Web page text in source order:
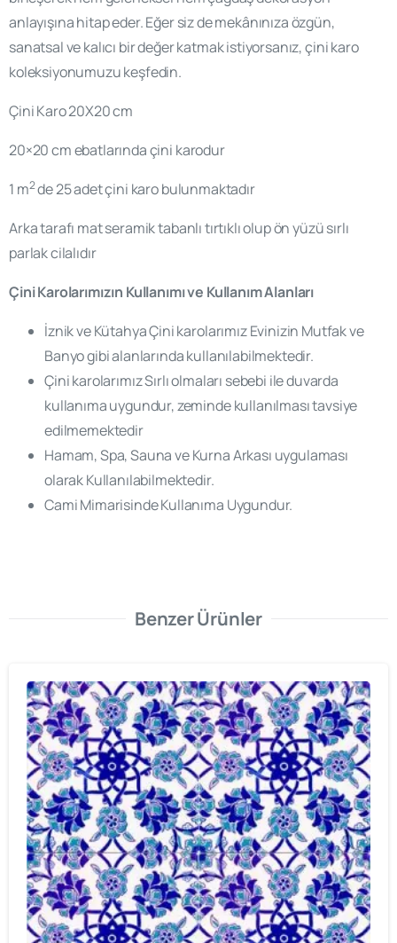
anlayışına hitap eder. Eğer siz de mekânınıza özgün,
sanatsal ve kalıcı bir değer katmak istiyorsanız, çini karo
koleksiyonumuzu keşfedin.
Çini Karo 20X20 cm
20×20 cm ebatlarında çini karodur
1 m2de 25 adet çini karo bulunmaktadır
Arka tarafı mat seramik tabanlı tırtıklı olup ön yüzü sırlı
parlak cilalıdır
Çini Karolarımızın Kullanımı ve Kullanım Alanları
İznik ve Kütahya Çini karolarımız Evinizin Mutfak ve
Banyo gibi alanlarında kullanılabilmektedir.
Çini karolarımız Sırlı olmaları sebebi ile duvarda
kullanıma uygundur, zeminde kullanılması tavsiye
edilmemektedir
Hamam, Spa, Sauna ve Kurna Arkası uygulaması
olarak Kullanılabilmektedir.
Cami Mimarisinde Kullanıma Uygundur.
Benzer Ürünler